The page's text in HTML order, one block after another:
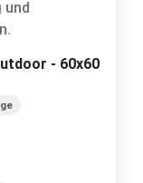
- 60x60